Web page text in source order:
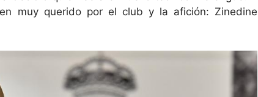
muy querido por el club y la afición: Zinedine